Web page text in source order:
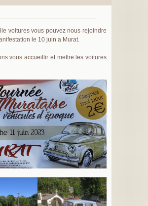
voitures vous pouvez nous rejoindre
le 10 juin a Murat.
vous accueillir et mettre les voitures